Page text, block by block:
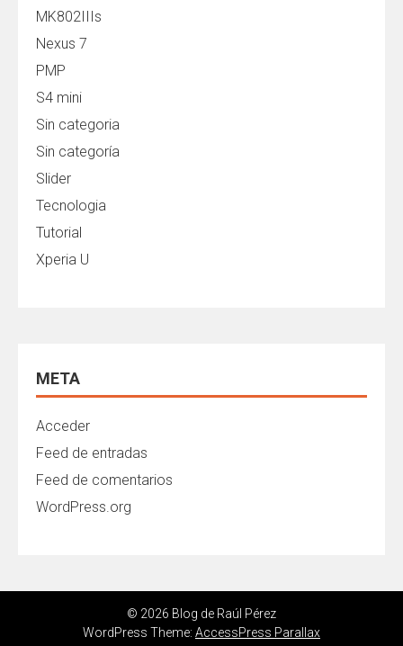
MK802IIIs
Nexus 7
PMP
S4 mini
Sin categoria
Sin categoría
Slider
Tecnologia
Tutorial
Xperia U
META
Acceder
Feed de entradas
Feed de comentarios
WordPress.org
© 2026 Blog de Raúl Pérez
WordPress Theme: AccessPress Parallax